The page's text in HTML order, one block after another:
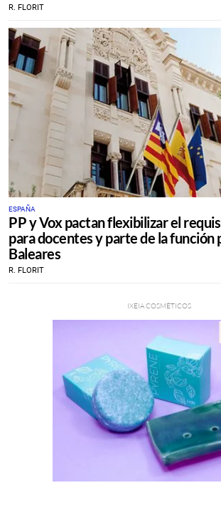
R. FLORIT
ESPAÑA
PP y Vox pactan flexibilizar el
para docentes y parte de la función
Baleares
R. FLORIT